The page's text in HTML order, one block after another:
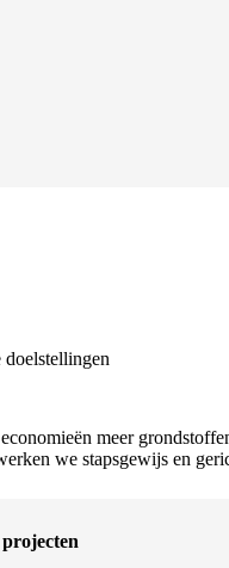
doelstellingen
meer
we stapsgewijs en